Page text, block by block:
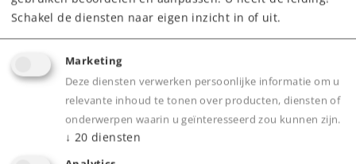
Verlichting in de machinekamer digitaal te
van metaal.
Verlichting in de machinistencabines digitaal
te schakelen.
Met meeverende koppelingen.
Schakel de diensten naar eigen inzicht in of uit.
Marketing
Deze diensten verwerken persoonlijke informatie om u
relevante inhoud te tonen over producten, diensten of
onderwerpen waarin u geïnteresseerd zou kunnen zijn.
↓ 20 diensten